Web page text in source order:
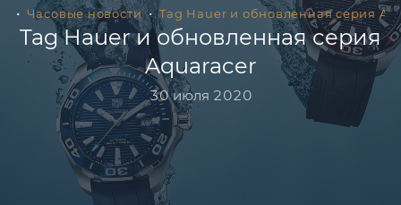
Часовые новости Tag Hauer и обновленная серия
Tag Hauer и обновленная серия
Aquaracer
30 июля 2020